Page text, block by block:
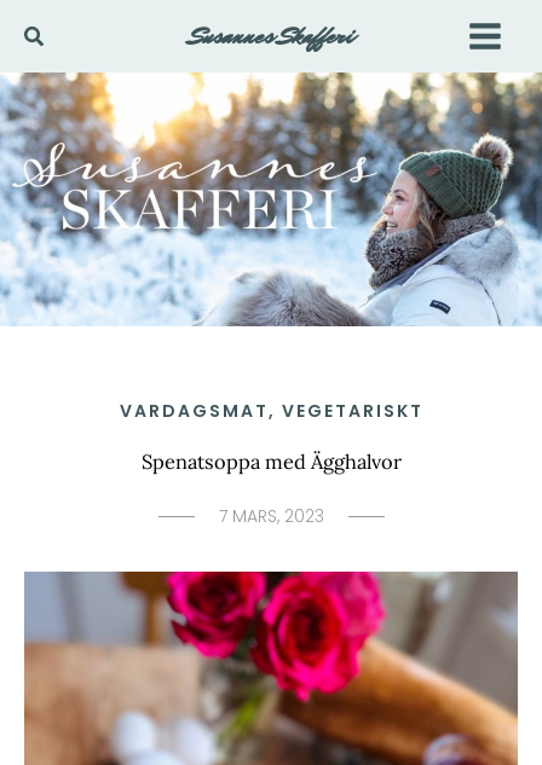
innehåll
Sök Susannes Skafferi
VARDAGSMAT, VEGETARISKT
Spenatsoppa med Ägghalvor
7 MARS, 2023